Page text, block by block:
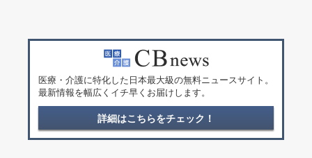
医療・介護に特化した日本最大級の無料ニュースサイト。
最新情報を幅広くイチ早くお届けします。
詳細はこちらをチェック！